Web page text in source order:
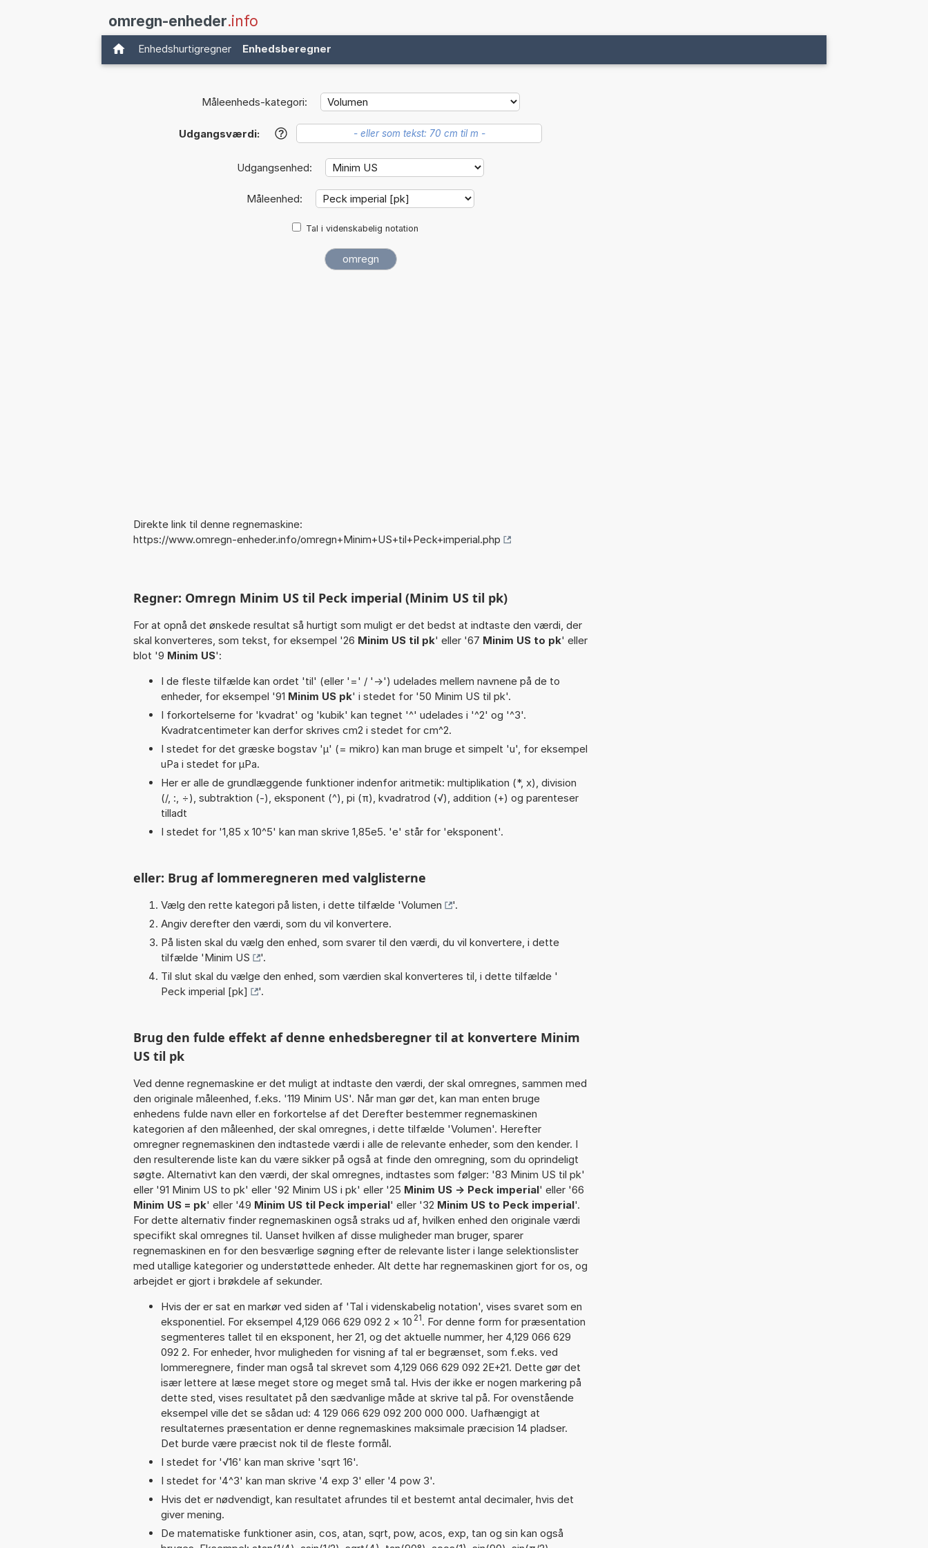
omregn-enheder.info
Enhedshurtigregner Enhedsberegner
Måleenheds-kategori:
Udgangsværdi: ?
Udgangsenhed:
Måleenhed:
Tal i videnskabelig notation
Direkte link til denne regnemaskine:
https://www.omregn-enheder.info/omregn+Minim+US+til+Peck+imperial.php
Regner: Omregn Minim US til Peck imperial (Minim US til pk)
For at opnå det ønskede resultat så hurtigt som muligt er det bedst at indtaste den værdi, der
skal konverteres, som tekst, for eksempel '26 Minim US til pk' eller '67 Minim US to pk' eller
blot '9 Minim US':
I de fleste tilfælde kan ordet 'til' (eller '=' / '->') udelades mellem navnene på de to
enheder, for eksempel '91 Minim US pk' i stedet for '50 Minim US til pk'.
I forkortelserne for 'kvadrat' og 'kubik' kan tegnet '^' udelades i '^2' og '^3'.
Kvadratcentimeter kan derfor skrives cm2 i stedet for cm^2.
I stedet for det græske bogstav 'µ' (= mikro) kan man bruge et simpelt 'u', for eksempel
uPa i stedet for µPa.
Her er alle de grundlæggende funktioner indenfor aritmetik: multiplikation (*, x), division
(/, :, ÷), subtraktion (-), eksponent (^), pi (π), kvadratrod (√), addition (+) og parenteser
tilladt
I stedet for '1,85 x 10^5' kan man skrive 1,85e5. 'e' står for 'eksponent'.
eller: Brug af lommeregneren med valglisterne
Vælg den rette kategori på listen, i dette tilfælde 'Volumen
'.
Angiv derefter den værdi, som du vil konvertere.
På listen skal du vælg den enhed, som svarer til den værdi, du vil konvertere, i dette
tilfælde 'Minim US
'.
Til slut skal du vælge den enhed, som værdien skal konverteres til, i dette tilfælde '
Peck imperial [pk]
'.
Brug den fulde effekt af denne enhedsberegner til at konvertere Minim
US til pk
Ved denne regnemaskine er det muligt at indtaste den værdi, der skal omregnes, sammen med
den originale måleenhed, f.eks. '119 Minim US'. Når man gør det, kan man enten bruge
enhedens fulde navn eller en forkortelse af det Derefter bestemmer regnemaskinen
kategorien af den måleenhed, der skal omregnes, i dette tilfælde 'Volumen'. Herefter
omregner regnemaskinen den indtastede værdi i alle de relevante enheder, som den kender. I
den resulterende liste kan du være sikker på også at finde den omregning, som du oprindeligt
søgte. Alternativt kan den værdi, der skal omregnes, indtastes som følger: '83 Minim US til pk'
eller '91 Minim US to pk' eller '92 Minim US i pk' eller '25 Minim US -> Peck imperial' eller '66
Minim US = pk' eller '49 Minim US til Peck imperial' eller '32 Minim US to Peck imperial'.
For dette alternativ finder regnemaskinen også straks ud af, hvilken enhed den originale værdi
specifikt skal omregnes til. Uanset hvilken af disse muligheder man bruger, sparer
regnemaskinen en for den besværlige søgning efter de relevante lister i lange selektionslister
med utallige kategorier og understøttede enheder. Alt dette har regnemaskinen gjort for os, og
arbejdet er gjort i brøkdele af sekunder.
Hvis der er sat en markør ved siden af 'Tal i videnskabelig notation', vises svaret som en
eksponentiel. For eksempel 4,129 066 629 092 2 × 10 21. For denne form for præsentation
segmenteres tallet til en eksponent, her 21, og det aktuelle nummer, her 4,129 066 629
092 2. For enheder, hvor muligheden for visning af tal er begrænset, som f.eks. ved
lommeregnere, finder man også tal skrevet som 4,129 066 629 092 2E+21. Dette gør det
især lettere at læse meget store og meget små tal. Hvis der ikke er nogen markering på
dette sted, vises resultatet på den sædvanlige måde at skrive tal på. For ovenstående
eksempel ville det se sådan ud: 4 129 066 629 092 200 000 000. Uafhængigt at
resultaternes præsentation er denne regnemaskines maksimale præcision 14 pladser.
Det burde være præcist nok til de fleste formål.
I stedet for '√16' kan man skrive 'sqrt 16'.
I stedet for '4^3' kan man skrive '4 exp 3' eller '4 pow 3'.
Hvis det er nødvendigt, kan resultatet afrundes til et bestemt antal decimaler, hvis det
giver mening.
De matematiske funktioner asin, cos, atan, sqrt, pow, acos, exp, tan og sin kan også